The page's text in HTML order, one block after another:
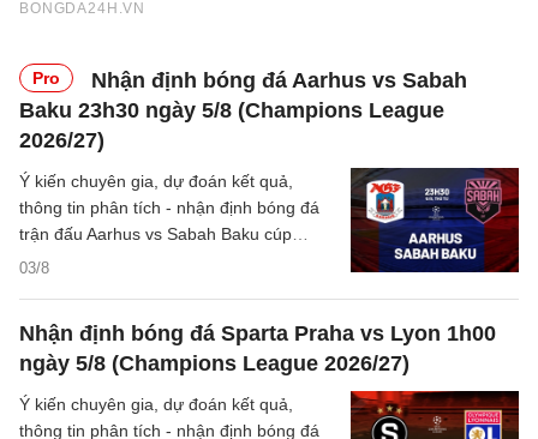
Pro
Nhận định bóng đá Aarhus vs Sabah
Baku 23h30 ngày 5/8 (Champions League
2026/27)
03/8
Ý kiến chuyên gia, dự đoán kết quả,
thông tin phân tích - nhận định bóng đá
trận đấu Aarhus vs Sabah Baku cúp
C1/UEFA Champions League 2026/27
Nhận định bóng đá Sparta Praha vs Lyon 1h00
ngày 5/8 (Champions League 2026/27)
Ý kiến chuyên gia, dự đoán kết quả,
thông tin phân tích - nhận định bóng đá